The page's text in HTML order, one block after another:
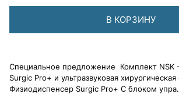
В КОРЗИНУ
Специальное предложение Комплект NSK
Surgic Pro+ и ультразвуковая
Физиодиспенсер Surgic Pro+ С блоком